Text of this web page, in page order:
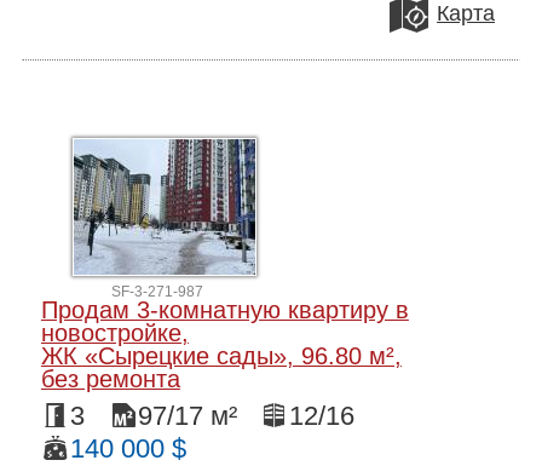
Карта
SF-3-271-987
Продам 3-комнатную квартиру в
новостройке,
ЖК «Сырецкие сады», 96.80 м²,
без ремонта
3 97/17 м²
12/16
140 000 $